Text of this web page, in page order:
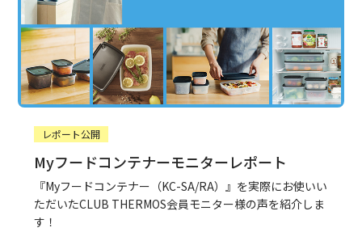
レポート公開
Myフードコンテナーモニターレポート
『Myフードコンテナー（KC-SA/RA）』を実際にお使いい
ただいたCLUB THERMOS会員モニター様の声を紹介しま
す！